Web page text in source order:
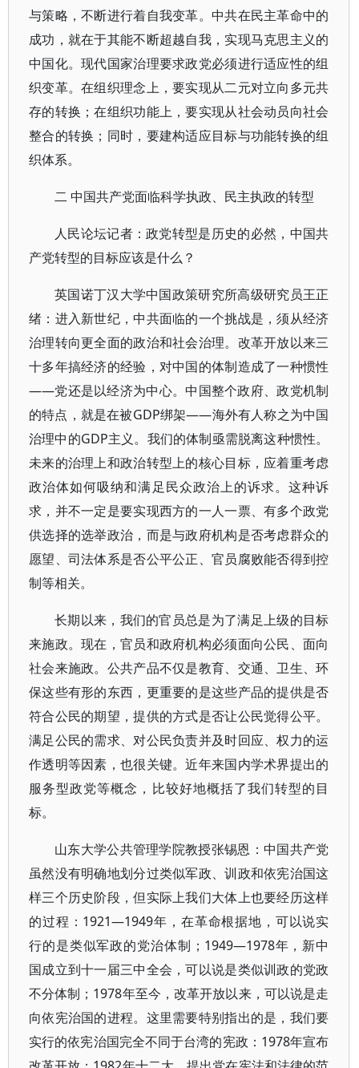
与策略，不断进行着自我变革。中共在民主革命中的
成功，就在于其能不断超越自我，实现马克思主义的
中国化。现代国家治理要求政党必须进行适应性的组
织变革。在组织理念上，要实现从二元对立向多元共
存的转换；在组织功能上，要实现从社会动员向社会
整合的转换；同时，要建构适应目标与功能转换的组
织体系。
二 中国共产党面临科学执政、民主执政的转型
人民论坛记者：政党转型是历史的必然，中国共
产党转型的目标应该是什么？
英国诺丁汉大学中国政策研究所高级研究员王正
绪：进入新世纪，中共面临的一个挑战是，须从经济
治理转向更全面的政治和社会治理。改革开放以来三
十多年搞经济的经验，对中国的体制造成了一种惯性
——党还是以经济为中心。中国整个政府、政党机制
的特点，就是在被GDP绑架——海外有人称之为中国
治理中的GDP主义。我们的体制亟需脱离这种惯性。
未来的治理上和政治转型上的核心目标，应着重考虑
政治体如何吸纳和满足民众政治上的诉求。这种诉
求，并不一定是要实现西方的一人一票、有多个政党
供选择的选举政治，而是与政府机构是否考虑群众的
愿望、司法体系是否公平公正、官员腐败能否得到控
制等相关。
长期以来，我们的官员总是为了满足上级的目标
来施政。现在，官员和政府机构必须面向公民、面向
社会来施政。公共产品不仅是教育、交通、卫生、环
保这些有形的东西，更重要的是这些产品的提供是否
符合公民的期望，提供的方式是否让公民觉得公平。
满足公民的需求、对公民负责并及时回应、权力的运
作透明等因素，也很关键。近年来国内学术界提出的
服务型政党等概念，比较好地概括了我们转型的目
标。
山东大学公共管理学院教授张锡恩：中国共产党
虽然没有明确地划分过类似军政、训政和依宪治国这
样三个历史阶段，但实际上我们大体上也要经历这样
的过程：1921—1949年，在革命根据地，可以说实
行的是类似军政的党治体制；1949—1978年，新中
国成立到十一届三中全会，可以说是类似训政的党政
不分体制；1978年至今，改革开放以来，可以说是走
向依宪治国的进程。这里需要特别指出的是，我们要
实行的依宪治国完全不同于台湾的宪政：1978年宣布